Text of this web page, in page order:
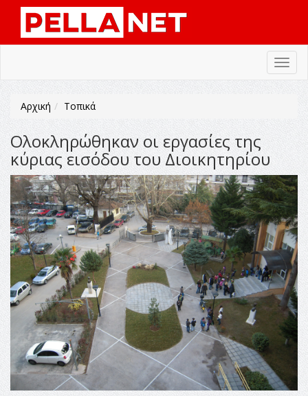
Αρχική Τοπικά
Ολοκληρώθηκαν οι εργασίες της
κύριας εισόδου του Διοικητηρίου